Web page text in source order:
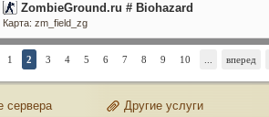
ZombieGround.ru # Biohazard
Карта: zm_field_zg
1 2 3 4 5 6 7 8 9 10 вперед
сервера Другие услуги